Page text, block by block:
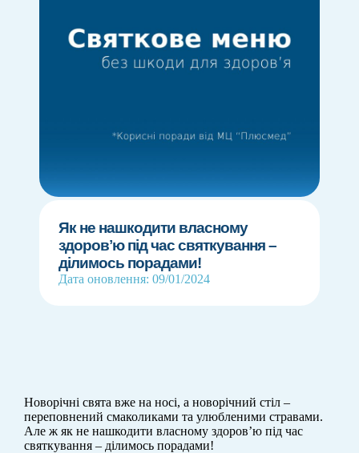
Як не нашкодити власному
здоровʼю під час святкування –
ділимось порадами!
Дата оновлення: 09/01/2024
Новорічні свята вже на носі, а новорічний стіл –
переповнений смаколиками та улюбленими стравами.
Але ж як не нашкодити власному здоровʼю під час
святкування – ділимось порадами!